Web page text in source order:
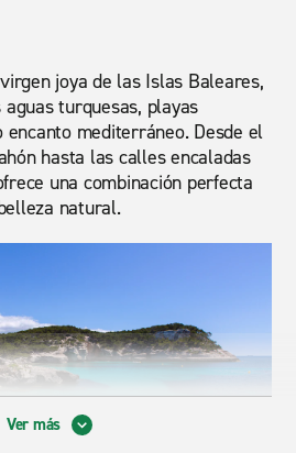
joya de las Islas Baleares,
turquesas, playas
mediterráneo. Desde el
hasta las calles encaladas
una combinación perfecta
natural.
Ver más